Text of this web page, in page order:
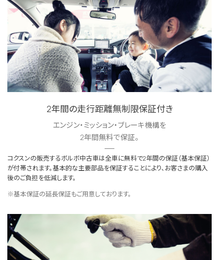
2年間の走行距離無制限保証付き
エンジン・ミッション・ブレーキ機構を
2年間無料で保証。
コクスンの販売するボルボ中古車は全車に無料で2年間の保証（基本保証）
が付帯されます。基本的な主要部品を保証することにより、お客さまの購入
後のご負担を低減します。
※基本保証の延長保証もご用意しております。